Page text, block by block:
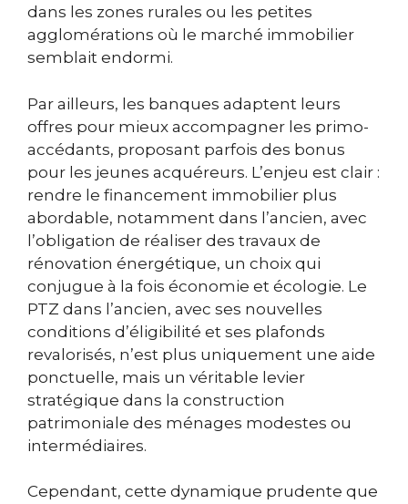
dans les zones rurales ou les petites
agglomérations où le marché immobilier
semblait endormi.
Par ailleurs, les banques adaptent leurs
offres pour mieux accompagner les primo-
accédants, proposant parfois des bonus
pour les jeunes acquéreurs. L’enjeu est clair :
rendre le financement immobilier plus
abordable, notamment dans l’ancien, avec
l’obligation de réaliser des travaux de
rénovation énergétique, un choix qui
conjugue à la fois économie et écologie. Le
PTZ dans l’ancien, avec ses nouvelles
conditions d’éligibilité et ses plafonds
revalorisés, n’est plus uniquement une aide
ponctuelle, mais un véritable levier
stratégique dans la construction
patrimoniale des ménages modestes ou
intermédiaires.
Cependant, cette dynamique prudente que